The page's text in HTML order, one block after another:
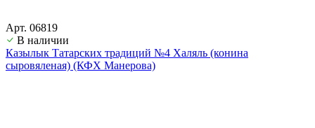
Арт. 06819
В наличии
Казылык Татарских традиций №4 Халяль (конина
сыровяленая) (КФХ Манерова)